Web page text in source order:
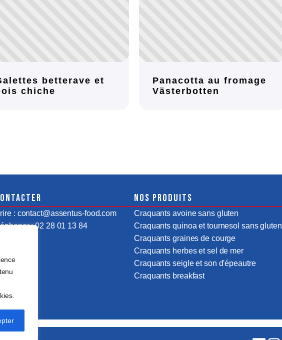
betterave et
chiche
Panacotta au fromage
Västerbotten
: contact@assentus-food.com
: 02 28 01 13 84
Nos produits
Craquants avoine sans gluten
Craquants quinoa et tournesol sans gluten
Craquants graines de courge
Craquants herbes et sel de mer
Craquants seigle et son d'épeautre
Craquants breakfast